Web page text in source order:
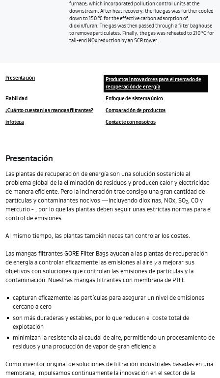
furnace, which incorporated pollution control units at the
downstream. After heat recovery, the flue gas was further cooled
down to 150 °C for the effective carbon adsorption of
dioxin/furan. The gas was then passed through a filter baghouse
to remove particulates. Finally, the gas was reheated to 210 °C for
tail-end NOx reduction by an SCR tower.
Presentación
Productos innovadores para el mercado de
recuperación de energía
Fiabilidad Enfoque de sistema único
¿Cuánto cuestan las mangas filtrantes? Comparación de productos
Infoteca Contacte con nosotros
Presentación
Las plantas de recuperación de energía son una solución sostenible al
problema global de la eliminación de residuos y producen calor y electricidad
de manera eficiente. Pero la incineración trae consigo una gran cantidad de
partículas y contaminantes nocivos —incluyendo dioxinas, NOx, SO2
, CO y
mercurio - , por lo que las plantas deben seguir unas estrictas normas para el
control de emisiones.
Al mismo tiempo, las plantas también necesitan controlar los costes.
Las mangas filtrantes GORE Filter Bags ayudan a las plantas de recuperación
de energía a controlar eficazmente las emisiones al aire ya mejorar sus
objetivos con soluciones que controlan las emisiones de partículas y la
contaminación. Nuestras mangas filtrantes con membrana de PTFE
capturan eficazmente las partículas para asegurar un nivel de emisiones
cercano a cero
son más duraderas y estables, por lo que reducen el coste total de
explotación
minimizan la resistencia al caudal de aire, permitiendo un procesamiento de
residuos y una producción de vapor de gran eficiencia
Como inventor original de soluciones de filtración industriales basadas en una
membrana, impulsamos continuamente la innovación en el sector de la